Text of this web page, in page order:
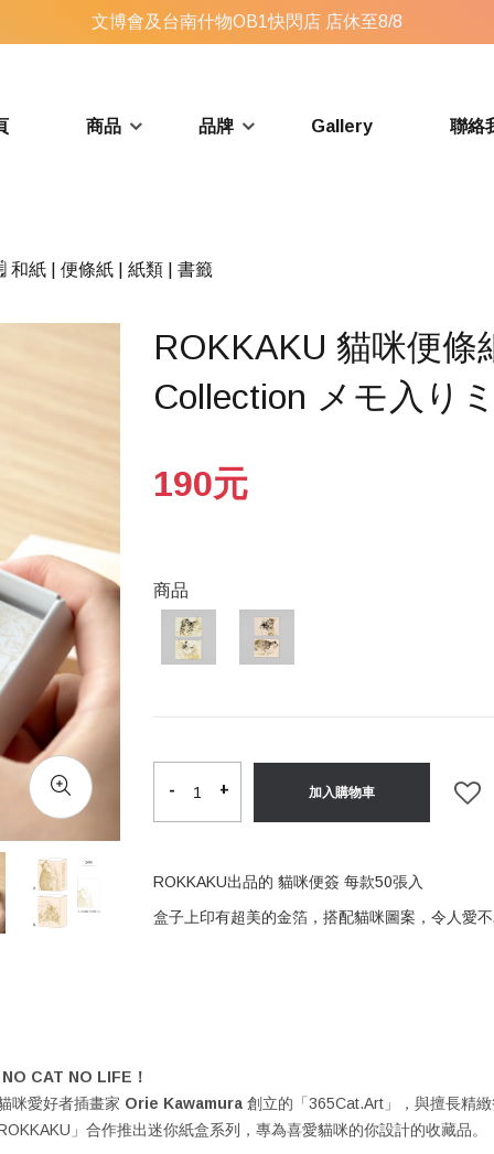
文博會及台南什物OB1快閃店 店休至8/8
商品 品牌 Gallery 聯絡
和紙 | 便條紙 | 紙類 | 書籤
ROKKAKU 貓咪便
Collection メモ入り
190元
商品
- +
- + 加入購物車
ROKKAKU出品的 貓咪便簽 每款50張入
盒子上印有超美的金箔，搭配貓咪圖案，令人愛
CAT NO LIFE！
咪愛好者插畫家 Orie Kawamura 創立的「365Cat.Art」，與擅長精
ROKKAKU」合作推出迷你紙盒系列，專為喜愛貓咪的你設計的收藏品。